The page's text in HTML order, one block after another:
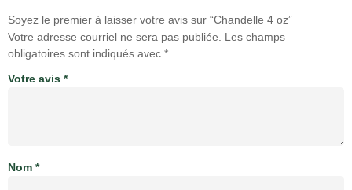
Soyez le premier à laisser votre avis sur “Chandelle 4 oz”
Votre adresse courriel ne sera pas publiée. Les champs
obligatoires sont indiqués avec *
Votre avis *
Nom *